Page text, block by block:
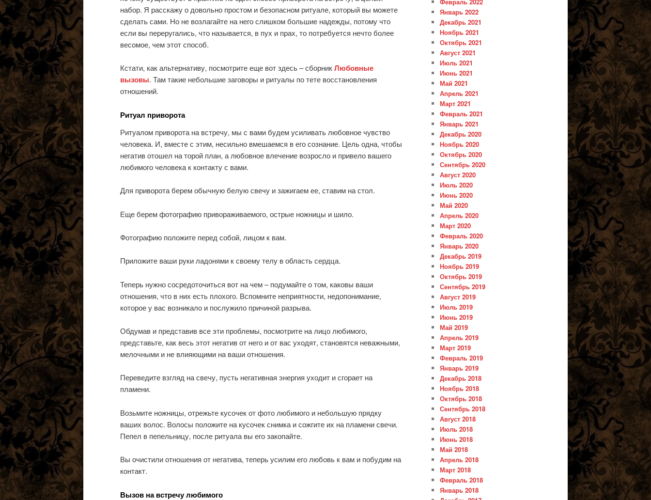
набор. Я расскажу о довольно простом и безопасном ритуале, который вы можете
сделать сами. Но не возлагайте на него слишком большие надежды, потому что
если вы переругались, что называется, в пух и прах, то потребуется нечто более
весомое, чем этот способ.
Кстати, как альтернативу, посмотрите еще вот здесь – сборникЛюбовные
вызовы. Там такие небольшие заговоры и ритуалы по тете восстановления
отношений.
Ритуал приворота
Ритуалом приворота на встречу, мы с вами будем усиливать любовное чувство
человека. И, вместе с этим, несильно вмешаемся в его сознание. Цель одна, чтобы
негатив отошел на торой план, а любовное влечение возросло и привело вашего
любимого человека к контакту с вами.
Для приворота берем обычную белую свечу и зажигаем ее, ставим на стол.
Еще берем фотографию привораживаемого, острые ножницы и шило.
Фотографию положите перед собой, лицом к вам.
Приложите ваши руки ладонями к своему телу в область сердца.
Теперь нужно сосредоточиться вот на чем – подумайте о том, каковы ваши
отношения, что в них есть плохого. Вспомните неприятности, недопонимание,
которое у вас возникало и послужило причиной разрыва.
Обдумав и представив все эти проблемы, посмотрите на лицо любимого,
представьте, как весь этот негатив от него и от вас уходят, становятся неважными,
мелочными и не влияющими на ваши отношения.
Переведите взгляд на свечу, пусть негативная энергия уходит и сгорает на
пламени.
Возьмите ножницы, отрежьте кусочек от фото любимого и небольшую прядку
ваших волос. Волосы положите на кусочек снимка и сожгите их на пламени свечи.
Пепел в пепельницу, после ритуала вы его закопайте.
Вы очистили отношения от негатива, теперь усилим его любовь к вам и побудим на
контакт.
Вызов на встречу любимого
Февраль 2022
Январь 2022
Декабрь 2021
Ноябрь 2021
Октябрь 2021
Август 2021
Июль 2021
Июнь 2021
Май 2021
Апрель 2021
Март 2021
Февраль 2021
Январь 2021
Декабрь 2020
Ноябрь 2020
Октябрь 2020
Сентябрь 2020
Август 2020
Июль 2020
Июнь 2020
Май 2020
Апрель 2020
Март 2020
Февраль 2020
Январь 2020
Декабрь 2019
Ноябрь 2019
Октябрь 2019
Сентябрь 2019
Август 2019
Июль 2019
Июнь 2019
Май 2019
Апрель 2019
Март 2019
Февраль 2019
Январь 2019
Декабрь 2018
Ноябрь 2018
Октябрь 2018
Сентябрь 2018
Август 2018
Июль 2018
Июнь 2018
Май 2018
Апрель 2018
Март 2018
Февраль 2018
Январь 2018